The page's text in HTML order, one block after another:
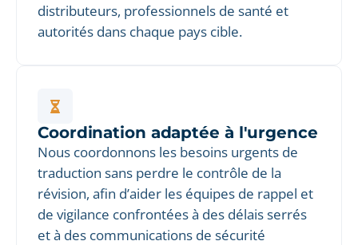
distributeurs, professionnels de santé et
autorités dans chaque pays cible.
Coordination adaptée à l'urgence
Nous coordonnons les besoins urgents de
traduction sans perdre le contrôle de la
révision, afin d’aider les équipes de rappel et
de vigilance confrontées à des délais serrés
et à des communications de sécurité